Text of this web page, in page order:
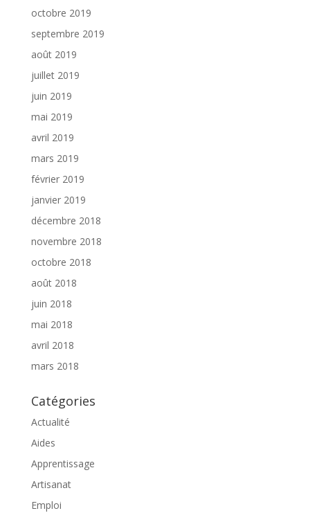
octobre 2019
septembre 2019
août 2019
juillet 2019
juin 2019
mai 2019
avril 2019
mars 2019
février 2019
janvier 2019
décembre 2018
novembre 2018
octobre 2018
août 2018
juin 2018
mai 2018
avril 2018
mars 2018
Catégories
Actualité
Aides
Apprentissage
Artisanat
Emploi